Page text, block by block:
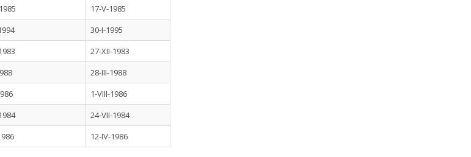
17-V-1985
30-I-1995
27-XII-1983
28-III-1988
1-VIII-1986
24-VII-1984
12-IV-1986